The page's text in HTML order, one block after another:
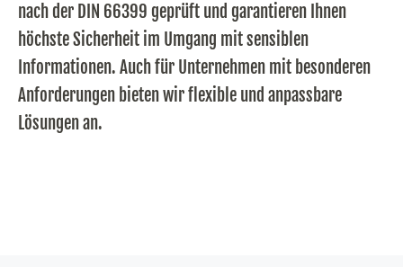
nach der DIN 66399 geprüft und garantieren Ihnen
höchste Sicherheit im Umgang mit sensiblen
Informationen. Auch für Unternehmen mit besonderen
Anforderungen bieten wir flexible und anpassbare
Lösungen an.